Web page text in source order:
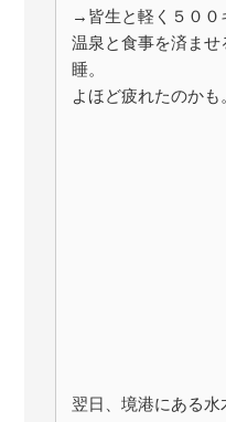
→皆生と軽く５００
温泉と食事を済ま
睡。
よほど疲れたのかも
翌日、境港にある